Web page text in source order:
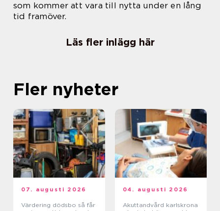
som kommer att vara till nytta under en lång
tid framöver.
Läs fler inlägg här
Fler nyheter
07. augusti 2026
Värdering dödsbo så får
04. augusti 2026
Akuttandvård karlskrona